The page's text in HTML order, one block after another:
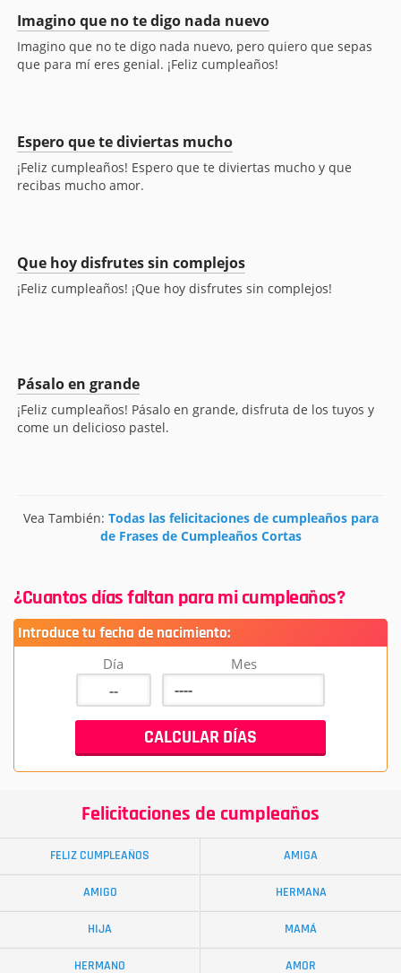
Imagino que no te digo nada nuevo
Imagino que no te digo nada nuevo, pero quiero que sepas
que para mí eres genial. ¡Feliz cumpleaños!
Espero que te diviertas mucho
¡Feliz cumpleaños! Espero que te diviertas mucho y que
recibas mucho amor.
Que hoy disfrutes sin complejos
¡Feliz cumpleaños! ¡Que hoy disfrutes sin complejos!
Pásalo en grande
¡Feliz cumpleaños! Pásalo en grande, disfruta de los tuyos y
come un delicioso pastel.
Vea También: Todas las felicitaciones de cumpleaños para
de Frases de Cumpleaños Cortas
¿Cuantos días faltan para mi cumpleaños?
Introduce tu fecha de nacimiento:
Día Mes
Felicitaciones de cumpleaños
FELIZ CUMPLEAÑOS AMIGA
AMIGO HERMANA
HIJA MAMÁ
HERMANO AMOR